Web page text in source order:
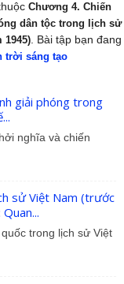
Chương 4. Chiến
dân tộc trong lịch sử
1945) . Bài tập bạn đang
trời sáng tạo
giải phóng trong
nghĩa và chiến
sử Việt Nam (trước
trong lịch sử Việt